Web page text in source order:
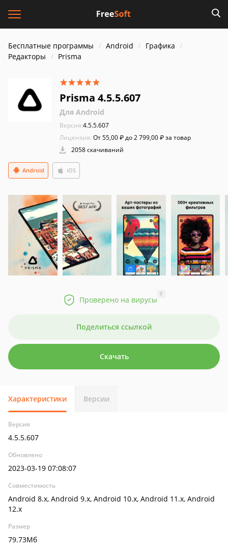
Бесплатные программы Android
Графика
Редакторы
Prisma
Prisma 4.5.5.607
Для Android
Версия:4.5.5.607
Лицензия: От 55,00 ₽ до 2 799,00 ₽ за товар
2058 скачиваний
iOS
Android
Проверено на вирусы
?
Поделиться ссылкой
Скачать
Характеристики Версии
Версия
4.5.5.607
Обновлено
2023-03-19 07:08:07
Совместимость
Android 8.x, Android 9.x, Android 10.x, Android 11.x, Android
12.x
Размер
79.73Мб